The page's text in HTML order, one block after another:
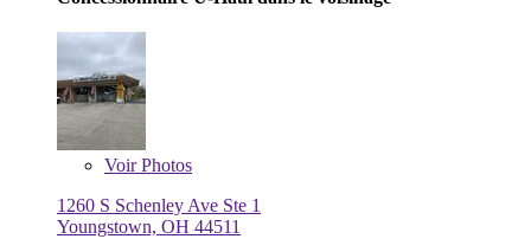
VoirPhotos
1260 S Schenley Ave Ste 1
Youngstown, OH 44511